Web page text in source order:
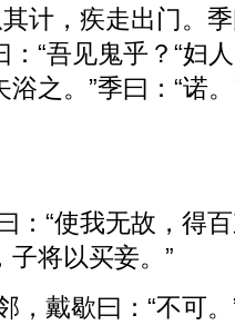
计，疾走出门。
“吾见鬼乎？“妇
浴之。”季曰：“诺
：“使我无故，得
子将以买妾。”
，戴歇曰：“不可